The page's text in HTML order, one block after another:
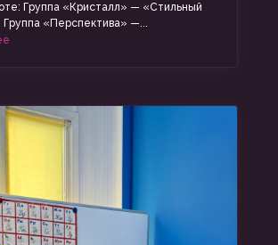
Группа «Кристалл» — «Стильный
Группа «Перспектива» —...